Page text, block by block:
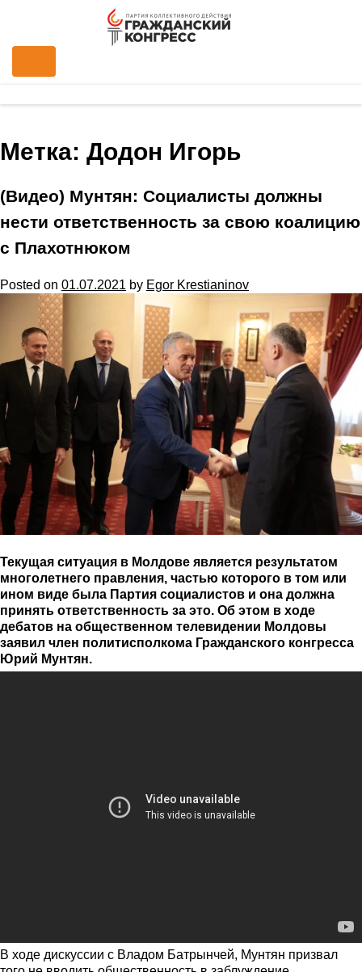
Метка: Додон Игорь
(Видео) Мунтян: Социалисты должны
нести ответственность за свою коалицию
с Плахотнюком
Posted on 01.07.2021 by Egor Krestianinov
Текущая ситуация в Молдове является результатом
многолетнего правления, частью которого в том или
ином виде была Партия социалистов и она должна
принять ответственность за это. Об этом в ходе
дебатов на общественном телевидении Молдовы
заявил член политисполкома Гражданского конгресса
Юрий Мунтян.
В ходе дискуссии с Владом Батрынчей, Мунтян призвал